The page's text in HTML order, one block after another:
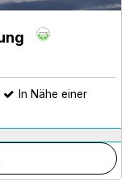
In Nähe einer